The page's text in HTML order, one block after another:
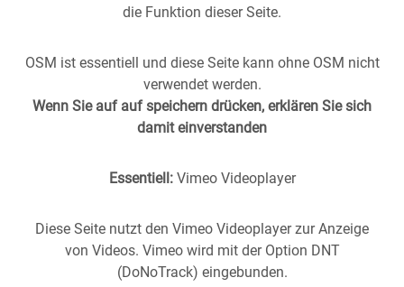
Stuttgart aus derVergangenheitin dieGegenwart
Historische Fotos aus Stuttgart im direkten Vergleich mit
zeitgenössischen Bildern.
die Funktion dieser Seite.
OSM ist essentiell und diese Seite kann ohne OSM nicht
verwendet werden.
Wenn Sie auf auf speichern drücken, erklären Sie sich
damit einverstanden
Essentiell:Vimeo Videoplayer
Diese Seite nutzt den Vimeo Videoplayer zur Anzeige
von Videos. Vimeo wird mit der Option DNT
(DoNoTrack) eingebunden.